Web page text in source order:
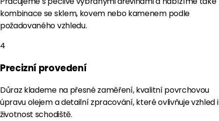
kombinace se sklem, kovem nebo kamenem podle
požadovaného vzhledu.
4
Precizní provedení
Důraz klademe na přesné zaměření, kvalitní povrchovou
úpravu olejem a detailní zpracování, které ovlivňuje vzhled i
životnost schodiště.